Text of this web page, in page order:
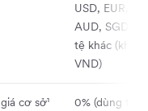
USD, EUR,
AUD, SGD và
tệ khác
VND)
cơ sở¹
0% (dùng tỷ